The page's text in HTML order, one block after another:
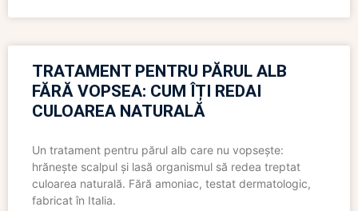
TRATAMENT PENTRU PĂRUL ALB
FĂRĂ VOPSEA: CUM ÎȚI REDAI
CULOAREA NATURALĂ
Un tratament pentru părul alb care nu vopsește:
hrănește scalpul și lasă organismul să redea treptat
culoarea naturală. Fără amoniac, testat dermatologic,
fabricat în Italia.